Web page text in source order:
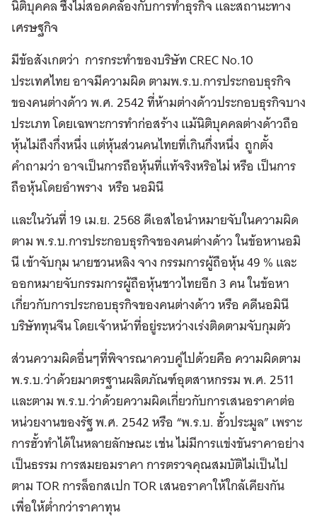
นิติบุคคล ซึ่งไม่สอดคล้องกับการทำธุรกิจ และสถานะทาง
เศรษฐกิจ
มีข้อสังเกตว่า การกระทำของบริษัท CREC No.10
ประเทศไทย อาจมีความผิด ตามพ.ร.บ.การประกอบธุรกิจ
ของคนต่างด้าว พ.ศ. 2542 ที่ห้ามต่างด้าวประกอบธุรกิจบาง
ประเภท โดยเฉพาะการทำก่อสร้าง แม้นิติบุคคลต่างด้าวถือ
หุ้นไม่ถึงกึ่งหนึ่ง แต่หุ้นส่วนคนไทยที่เกินกึ่งหนึ่ง ถูกตั้ง
คำถามว่า อาจเป็นการถือหุ้นที่แท้จริงหริอไม่ หรือ เป็นการ
ถือหุ้นโดยอำพราง หรือ นอมินี
และในวันที่ 19 เม.ย. 2568 ดีเอสไอนำหมายจับในความผิด
ตาม พ.ร.บ.การประกอบธุรกิจของคนต่างด้าว ในข้อหานอมิ
นี เข้าจับกุม นายชวนหลิง จาง กรรมการผู้ถือหุ้น 49 % และ
ออกหมายจับกรรมการผู้ถือหุ้นชาวไทยอีก 3 คน ในข้อหา
เกี่ยวกับการประกอบธุรกิจของคนต่างด้าว หรือ คดีนอมินี
บริษัททุนจีน โดยเจ้าหน้าที่อยู่ระหว่างเร่งติดตามจับกุมตัว
ส่วนความผิดอื่นๆที่พิจารณาควบคู่ไปด้วยคือ ความผิดตาม
พ.ร.บ.ว่าด้วยมาตรฐานผลิตภัณฑ์อุตสาหกรรม พ.ศ. 2511
และตาม พ.ร.บ.ว่าด้วยความผิดเกี่ยวกับการเสนอราคาต่อ
หน่วยงานของรัฐ พ.ศ. 2542 หรือ “พ.ร.บ. ฮั้วประมูล” เพราะ
การฮั้วทำได้ในหลายลักษณะ เช่น ไม่มีการแข่งขันราคาอย่าง
เป็นธรรม การสมยอมราคา การตรวจคุณสมบัติไม่เป็นไป
ตาม TOR การล็อกสเปก TOR เสนอราคาให้ใกล้เคียงกัน
เพื่อให้ต่ำกว่าราคาทุน